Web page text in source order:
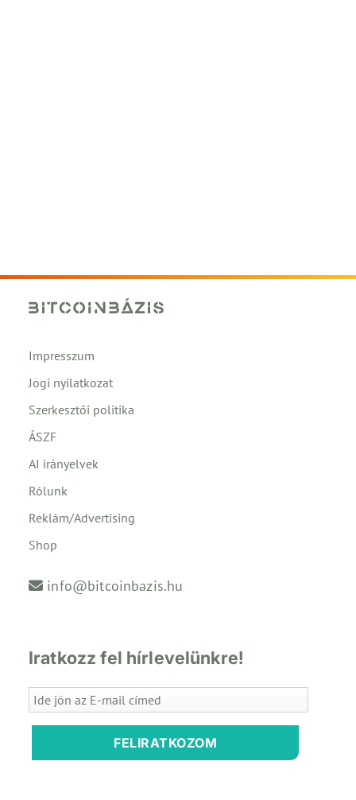
Impresszum
Jogi nyilatkozat
Szerkesztői politika
ÁSZF
AI irányelvek
Rólunk
Reklám/Advertising
Shop
info@bitcoinbazis.hu
Iratkozz fel hírlevelünkre!
FELIRATKOZOM